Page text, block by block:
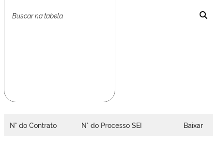
N° do Contrato N° do Processo SEI Baixar